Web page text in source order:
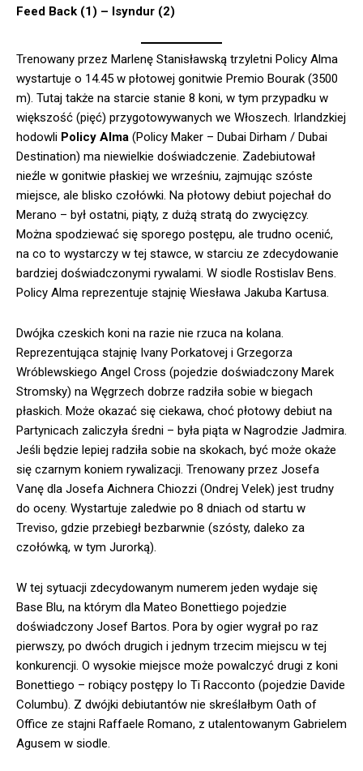
Feed Back (1) – Isyndur (2)
Trenowany przez Marlenę Stanisławską trzyletni Policy Alma
wystartuje o 14.45 w płotowej gonitwie Premio Bourak (3500
m). Tutaj także na starcie stanie 8 koni, w tym przypadku w
większość (pięć) przygotowywanych we Włoszech. Irlandzkiej
hodowli Policy Alma (Policy Maker – Dubai Dirham / Dubai
Destination) ma niewielkie doświadczenie. Zadebiutował
nieźle w gonitwie płaskiej we wrześniu, zajmując szóste
miejsce, ale blisko czołówki. Na płotowy debiut pojechał do
Merano – był ostatni, piąty, z dużą stratą do zwycięzcy.
Można spodziewać się sporego postępu, ale trudno ocenić,
na co to wystarczy w tej stawce, w starciu ze zdecydowanie
bardziej doświadczonymi rywalami. W siodle Rostislav Bens.
Policy Alma reprezentuje stajnię Wiesława Jakuba Kartusa.
Dwójka czeskich koni na razie nie rzuca na kolana.
Reprezentująca stajnię Ivany Porkatovej i Grzegorza
Wróblewskiego Angel Cross (pojedzie doświadczony Marek
Stromsky) na Węgrzech dobrze radziła sobie w biegach
płaskich. Może okazać się ciekawa, choć płotowy debiut na
Partynicach zaliczyła średni – była piąta w Nagrodzie Jadmira.
Jeśli będzie lepiej radziła sobie na skokach, być może okaże
się czarnym koniem rywalizacji. Trenowany przez Josefa
Vanę dla Josefa Aichnera Chiozzi (Ondrej Velek) jest trudny
do oceny. Wystartuje zaledwie po 8 dniach od startu w
Treviso, gdzie przebiegł bezbarwnie (szósty, daleko za
czołówką, w tym Jurorką).
W tej sytuacji zdecydowanym numerem jeden wydaje się
Base Blu, na którym dla Mateo Bonettiego pojedzie
doświadczony Josef Bartos. Pora by ogier wygrał po raz
pierwszy, po dwóch drugich i jednym trzecim miejscu w tej
konkurencji. O wysokie miejsce może powalczyć drugi z koni
Bonettiego – robiący postępy Io Ti Racconto (pojedzie Davide
Columbu). Z dwójki debiutantów nie skreślałbym Oath of
Office ze stajni Raffaele Romano, z utalentowanym Gabrielem
Agusem w siodle.